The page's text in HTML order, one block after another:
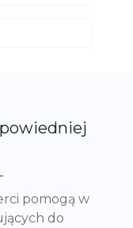
pomogą w
do